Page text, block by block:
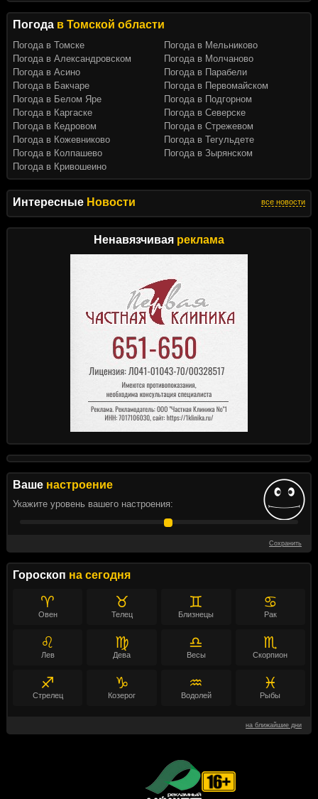
Интересные Новости все новости
Ненавязчивая реклама
Ваше настроение
Укажите уровень вашего настроения:
Сохранить
Гороскоп на сегодня
♈
Овен
♉
Телец
♊
Близнецы
♋
Рак
♌
Лев
♍
Дева
♎
Весы
♏
Скорпион
♐
Стрелец
♑
Козерог
♒
Водолей
♓
Рыбы
на ближайшие дни
Погода в Томской области
Погода в Томске
Погода в Александровском
Погода в Асино
Погода в Бакчаре
Погода в Белом Яре
Погода в Каргаске
Погода в Кедровом
Погода в Кожевниково
Погода в Колпашево
Погода в Кривошеино
Погода в Мельниково
Погода в Молчаново
Погода в Парабели
Погода в Первомайском
Погода в Подгорном
Погода в Северске
Погода в Стрежевом
Погода в Тегульдете
Погода в Зырянском